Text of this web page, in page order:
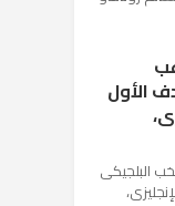
الأول
البلجيكى